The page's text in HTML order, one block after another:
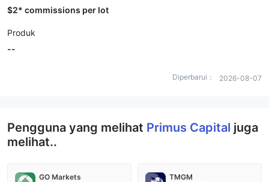
$2* commissions per lot
Produk
--
Diperbarui： 2026-08-07
Pengguna yang melihat Primus Capital juga
melihat..
GO Markets TMGM